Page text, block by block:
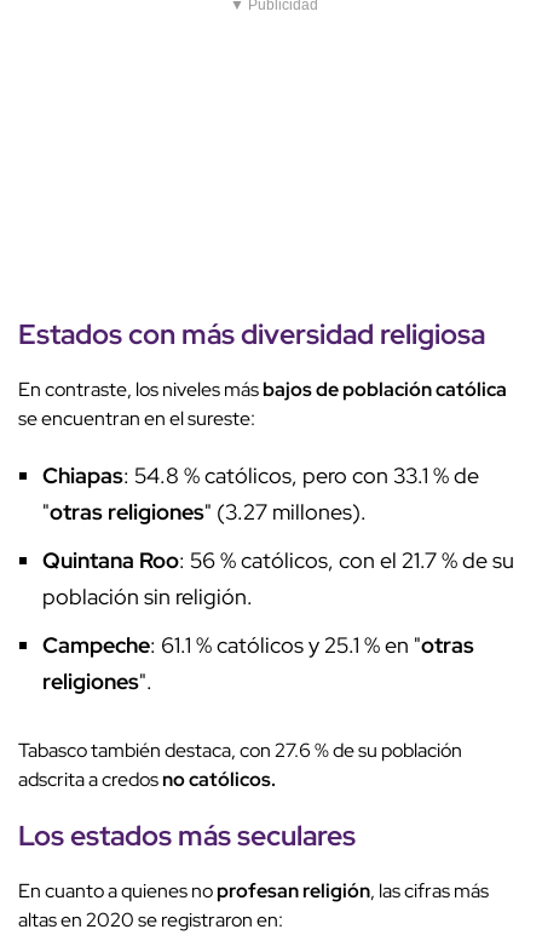
▼ Publicidad
Estados con más diversidad religiosa
En contraste, los niveles másbajos de población católica
se encuentran en el sureste:
Chiapas: 54.8 % católicos, pero con 33.1 % de
"otras religiones" (3.27 millones).
Quintana Roo: 56 % católicos, con el 21.7 % de su
población sin religión.
Campeche: 61.1 % católicos y 25.1 % en "otras
religiones".
Tabasco también destaca, con 27.6 % de su población
adscrita a credosno católicos.
Los estados más seculares
En cuanto a quienes noprofesan religión, las cifras más
altas en 2020 se registraron en: